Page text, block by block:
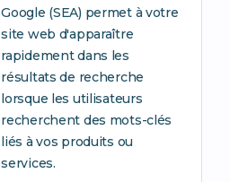
Google (SEA) permet à votre
site web d'apparaître
rapidement dans les
résultats de recherche
lorsque les utilisateurs
recherchent des mots-clés
liés à vos produits ou
services.